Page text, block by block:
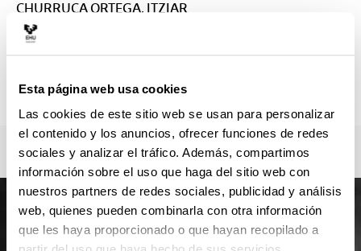
Esta página web usa cookies
Las cookies de este sitio web se usan para personalizar
el contenido y los anuncios, ofrecer funciones de redes
sociales y analizar el tráfico. Además, compartimos
información sobre el uso que haga del sitio web con
nuestros partners de redes sociales, publicidad y análisis
web, quienes pueden combinarla con otra información
que les haya proporcionado o que hayan recopilado a
CHURRUCA ORTEGA, ITZIAR
itziar.txurruka@ehu.eus
Secretaría :
secretariadealumnado.ff@ehu.eus